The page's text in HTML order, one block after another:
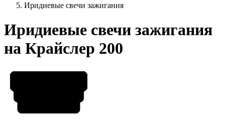
Иридиевые свечи зажигания
Иридиевые свечи зажигания
на Крайслер 200